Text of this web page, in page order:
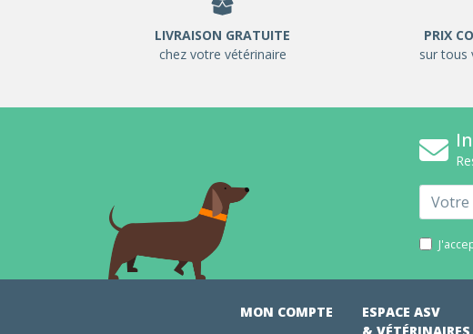
LIVRAISON GRATUITE
chez votre vétérinaire
PRIX
sur tous
Email
MON COMPTE
ESPACE ASV